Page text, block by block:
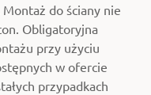
do ściany nie
Obligatoryjna
przy użyciu
w ofercie
przypadkach